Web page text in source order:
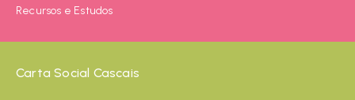
Recursos e Estudos
Carta Social Cascais